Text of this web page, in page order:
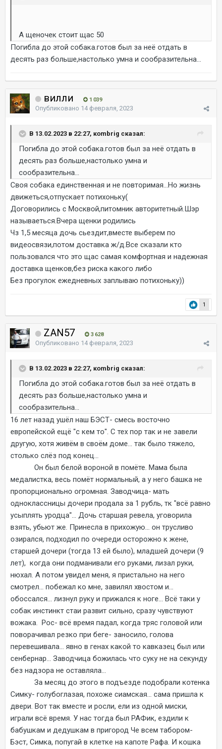
А щеночек стоит щас 50
Погибла до этой собака.готов был за неё отдать в
десять раз больше,настолько умна и сообразительна...
вилли 1 039
Опубликовано 14 февраля, 2023
В 13.02.2023 в 22:27, коmbrig сказал:
Погибла до этой собака.готов был за неё отдать в
десять раз больше,настолько умна и
сообразительна...
Своя собака единственная и не повторимая...Но жизнь
движеться,отпускает потихоньку(
Договорились с Москвой,питомник авторитетный.Шэр
называеться.Вчера щенки родились
Чз 1,5 месяца дочь сьездит,вместе выберем по
видеосвязи,потом доставка ж/д.Все сказали кто
пользовался что это щас самая комфортная и надежная
доставка щенков,без риска какого либо
Без прогулок ежедневных заплываю потихоньку))
1
ZAN57 3 628
Опубликовано 14 февраля, 2023
В 13.02.2023 в 22:27, коmbrig сказал:
Погибла до этой собака.готов был за неё отдать в
десять раз больше,настолько умна и
сообразительна...
16 лет назад ушёл наш БЭСТ- смесь восточно
европейской ещё "с кем то". С тех пор так и не завели
другую, хотя живём в своём доме... так было тяжело,
столько слёз под конец...
Он был белой вороной в помёте. Мама была
медалистка, весь помёт нормальный, а у него башка не
пропорционально огромная. Заводчица- мать
одноклассницы дочери продала за 1 рубль, тк "всё равно
усыплять уродца"... Дочь старшая ревела, уговорила
взять, убьют же. Принесла в прихожую... он трусливо
озирался, подходил по очереди осторожно к жене,
старшей дочери (тогда 13 ей было), младшей дочери (9
лет), когда они подманивали его руками, лизал руки,
нюхал. А потом увидел меня, я пристально на него
смотрел... побежал ко мне, завилял хвостом и...
обоссался... лизнул руку и прижался к ноге... Всё таки у
собак инстинкт стаи развит сильно, сразу чувствуют
вожака. Рос- всё время падал, когда тряс головой или
поворачивал резко при беге- заносило, голова
перевешивала... явно в генах какой то кавказец был или
сенбернар... Заводчица божилась что суку не на секунду
без надзора не оставляла...
За месяц до этого в подъезде подобрали котенка
Симку- голубоглазая, похоже сиамская... сама пришла к
двери. Вот так вместе и росли, ели из одной миски,
играли всё время. У нас тогда был РАФик, ездили к
бабушкам и дедушкам в пригород Че всем табором-
Бэст, Симка, попугай в клетке на капоте Рафа. И кошка